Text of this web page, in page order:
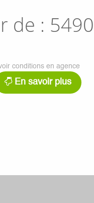
de :
conditions en agence
En savoir plus